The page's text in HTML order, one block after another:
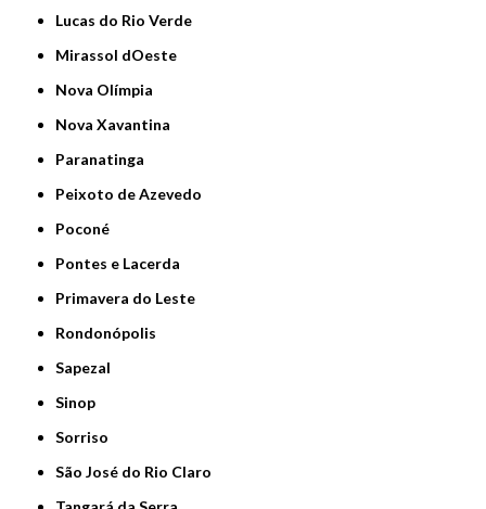
Lucas do Rio Verde
Mirassol dOeste
Nova Olímpia
Nova Xavantina
Paranatinga
Peixoto de Azevedo
Poconé
Pontes e Lacerda
Primavera do Leste
Rondonópolis
Sapezal
Sinop
Sorriso
São José do Rio Claro